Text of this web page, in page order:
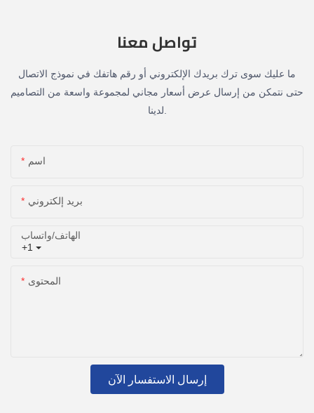
تواصل معنا
ما عليك سوى ترك بريدك الإلكتروني أو رقم هاتفك في نموذج الاتصال
حتى نتمكن من إرسال عرض أسعار مجاني لمجموعة واسعة من التصاميم
اسم
بريد إلكتروني
+1
الهاتف/واتساب
المحتوى
إرسال الاستفسار الآن